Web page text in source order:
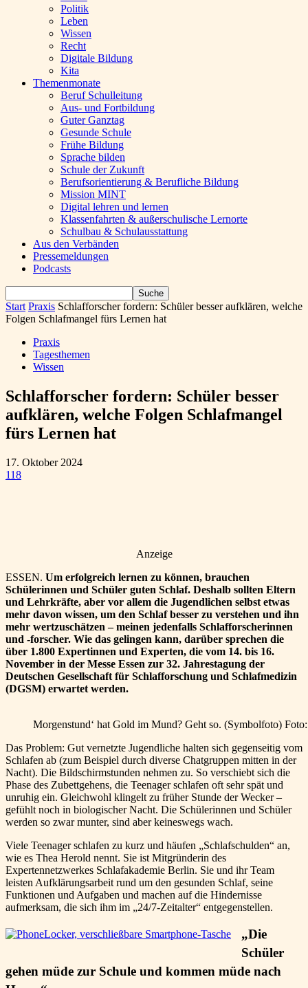
Politik
Leben
Wissen
Recht
Digitale Bildung
Kita
Themenmonate
Beruf Schulleitung
Aus- und Fortbildung
Guter Ganztag
Gesunde Schule
Frühe Bildung
Sprache bilden
Schule der Zukunft
Berufsorientierung & Berufliche Bildung
Mission MINT
Digital lehren und lernen
Klassenfahrten & außerschulische Lernorte
Schulbau & Schulausstattung
Aus den Verbänden
Pressemeldungen
Podcasts
Start Praxis Schlafforscher fordern: Schüler besser aufklären, welche
Folgen Schlafmangel fürs Lernen hat
Praxis
Tagesthemen
Wissen
Schlafforscher fordern: Schüler besser
aufklären, welche Folgen Schlafmangel
fürs Lernen hat
17. Oktober 2024
118
Anzeige
ESSEN. Um erfolgreich lernen zu können, brauchen
Schülerinnen und Schüler guten Schlaf. Deshalb sollten Eltern
und Lehrkräfte, aber vor allem die Jugendlichen selbst etwas
mehr davon wissen, um den Schlaf besser zu verstehen und ihn
mehr wertzuschätzen – meinen jedenfalls Schlafforscherinnen
und -forscher. Wie das gelingen kann, darüber sprechen die
über 1.800 Expertinnen und Experten, die vom 14. bis 16.
November in der Messe Essen zur 32. Jahrestagung der
Deutschen Gesellschaft für Schlafforschung und Schlafmedizin
(DGSM) erwartet werden.
Morgenstund‘ hat Gold im Mund? Geht so. (Symbolfoto)
Das Problem: Gut vernetzte Jugendliche halten sich gegenseitig vom
Schlafen ab (zum Beispiel durch diverse Chatgruppen mitten in der
Nacht). Die Bildschirmstunden nehmen zu. So verschiebt sich die
Phase des Zubettgehens, die Teenager schlafen oft sehr spät und
unruhig ein. Gleichwohl klingelt zu früher Stunde der Wecker –
gefühlt noch in biologischer Nacht. Die Schülerinnen und Schüler
werden so zwar munter, sind aber keineswegs wach.
Viele Teenager schlafen zu kurz und häufen „Schlafschulden“ an,
wie es Thea Herold nennt. Sie ist Mitgründerin des
Expertennetzwerkes Schlafakademie Berlin. Sie und ihr Team
leisten Aufklärungsarbeit rund um den gesunden Schlaf, seine
Funktionen und Aufgaben und machen auf die Hindernisse
aufmerksam, die sich ihm im „24/7-Zeitalter“ entgegenstellen.
„Die
Schüler
gehen müde zur Schule und kommen müde nach